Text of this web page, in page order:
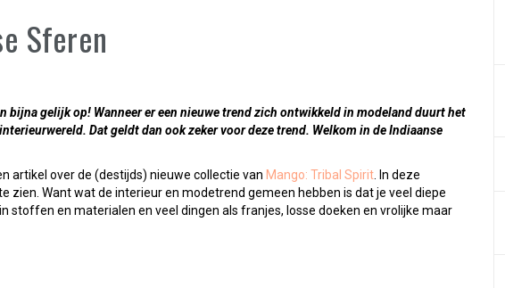
Sferen
bijna gelijk op! Wanneer er een nieuwe trend zich ontwikkeld in modeland duurt het
Dat geldt dan ook zeker voor deze trend. Welkom in de Indiaanse
artikel over de (destijds) nieuwe collectie van Mango: Tribal Spirit. In deze
zien. Want wat de interieur en modetrend gemeen hebben is dat je veel diepe
stoffen en materialen en veel dingen als franjes, losse doeken en vrolijke maar